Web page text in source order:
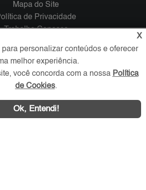
Mapa do Site
de Privacidade
Trabalhe Conosco
Verificada por
Redes Sociais
X
personalizar conteúdos e oferecer
melhor experiência.
você concorda com a nossa Política
de Cookies.
Ok, Entendi!